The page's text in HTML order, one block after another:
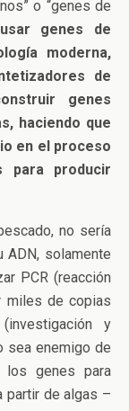
o “genes de
genes de
moderna,
de
genes
haciendo que
en el proceso
para producir
no sería
ADN, solamente
PCR (reacción
miles de copias
y
sea enemigo de
los genes para
partir de algas –